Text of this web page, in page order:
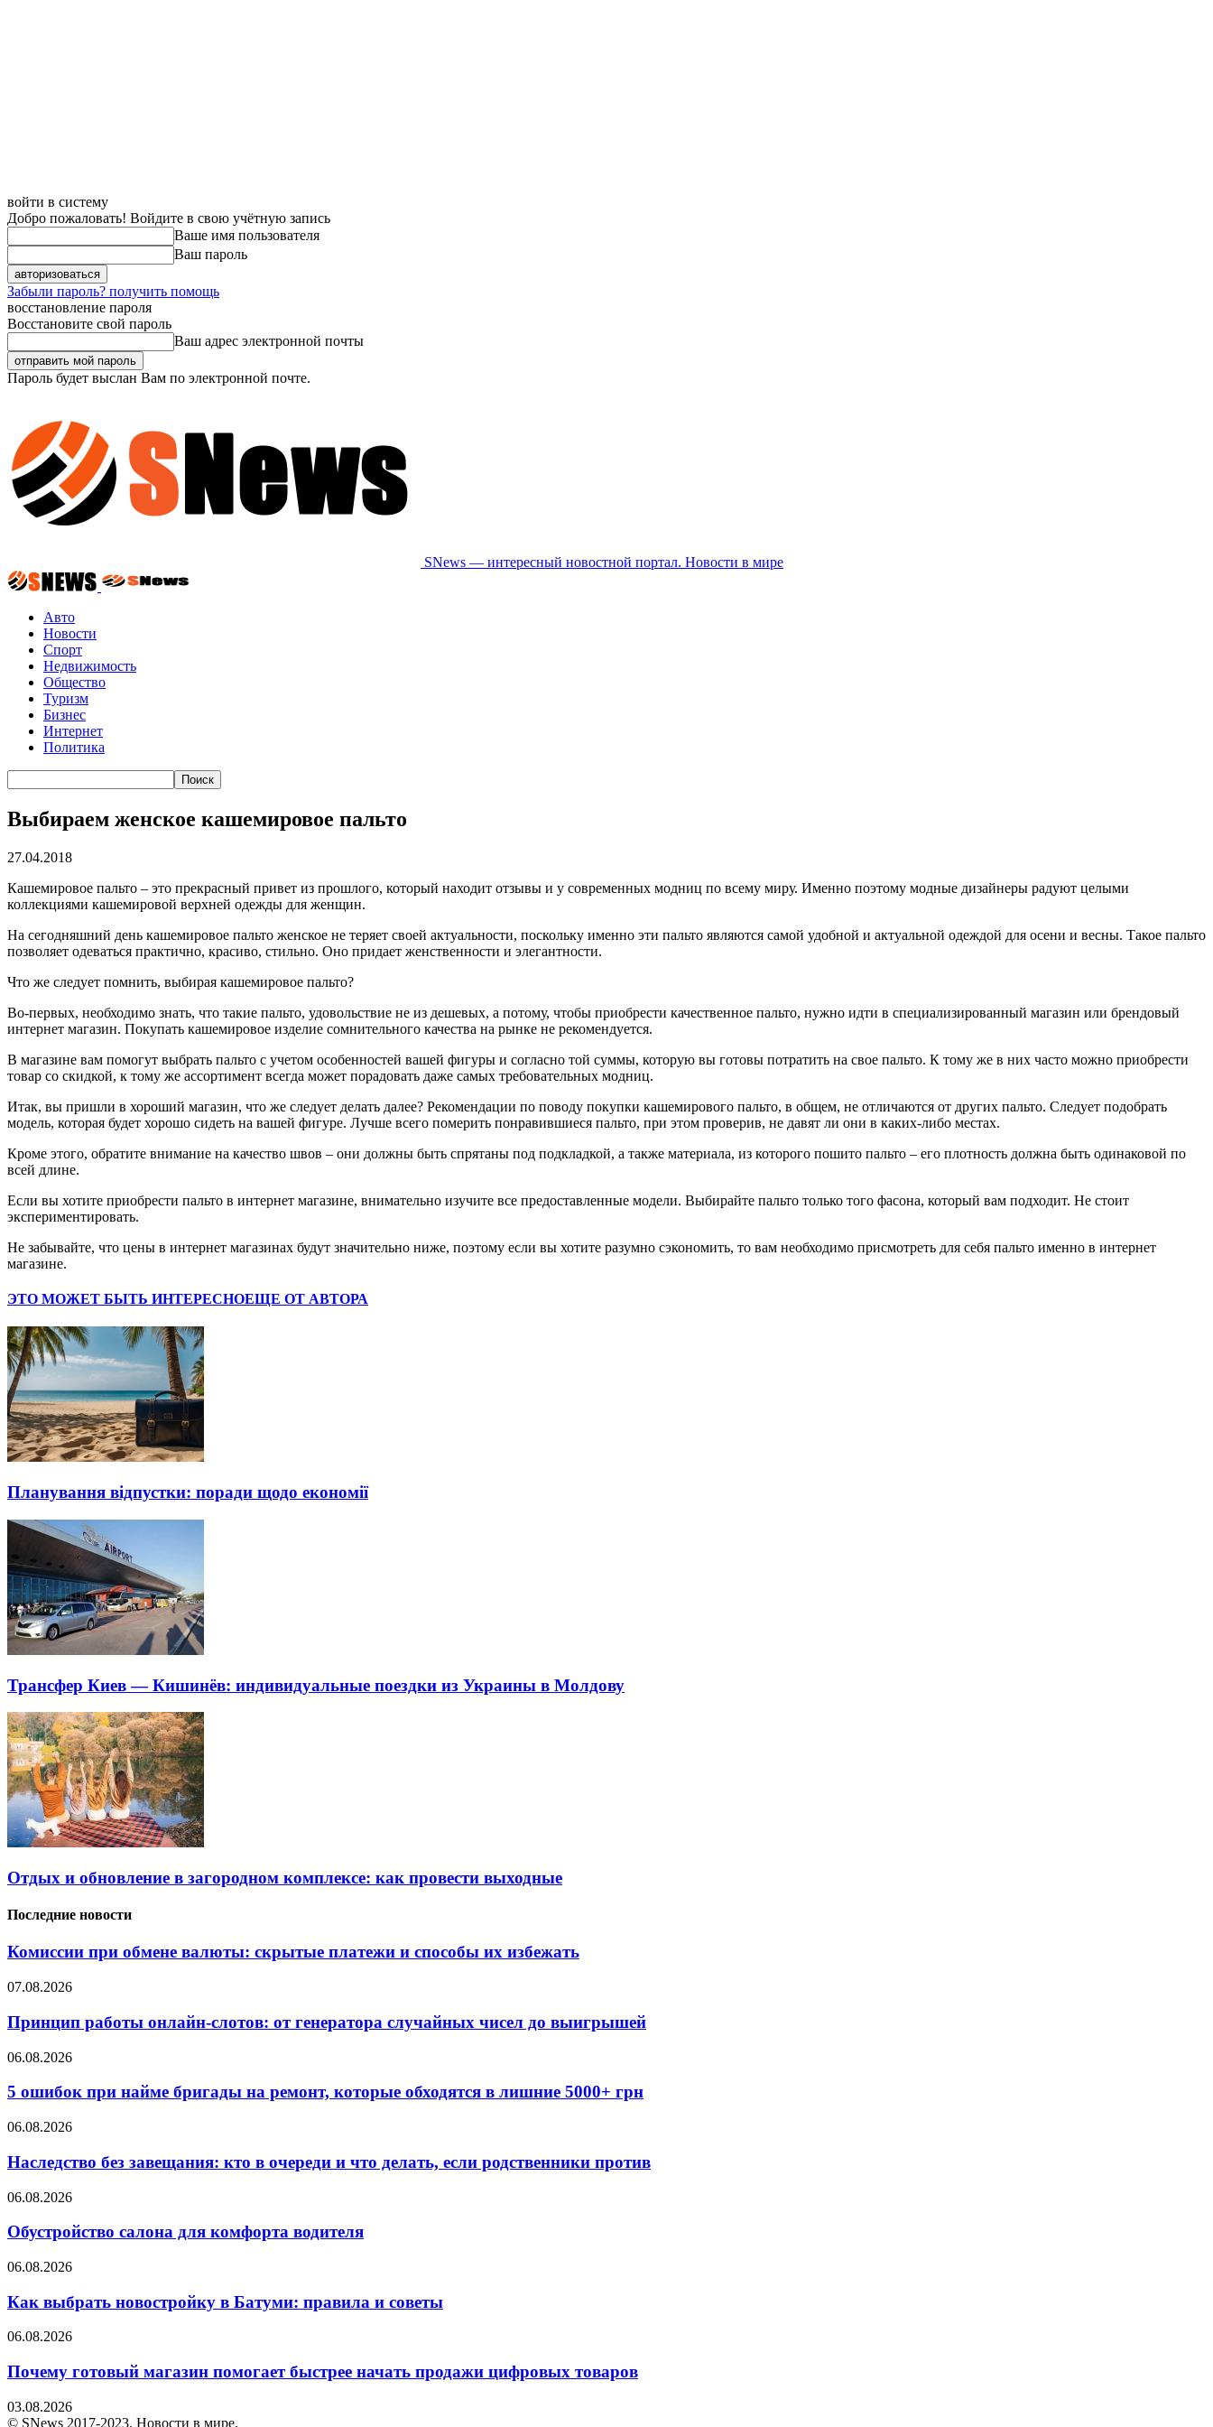
войти в систему
Добро пожаловать! Войдите в свою учётную запись
Ваше имя пользователя
Ваш пароль
Забыли пароль? получить помощь
восстановление пароля
Восстановите свой пароль
Ваш адрес электронной почты
Пароль будет выслан Вам по электронной почте.
SNews — интересный новостной портал. Новости в мире
Авто
Новости
Спорт
Недвижимость
Общество
Туризм
Бизнес
Интернет
Политика
Выбираем женское кашемировое пальто
27.04.2018
Кашемировое пальто – это прекрасный привет из прошлого, который находит отзывы и у современных модниц по всему миру. Именно поэтому модные дизайнеры радуют целыми
коллекциями кашемировой верхней одежды для женщин.
На сегодняшний день кашемировое пальто женское не теряет своей актуальности, поскольку именно эти пальто являются самой удобной и актуальной одеждой для осени и весны. Такое пальто
позволяет одеваться практично, красиво, стильно. Оно придает женственности и элегантности.
Что же следует помнить, выбирая кашемировое пальто?
Во-первых, необходимо знать, что такие пальто, удовольствие не из дешевых, а потому, чтобы приобрести качественное пальто, нужно идти в специализированный магазин или брендовый
интернет магазин. Покупать кашемировое изделие сомнительного качества на рынке не рекомендуется.
В магазине вам помогут выбрать пальто с учетом особенностей вашей фигуры и согласно той суммы, которую вы готовы потратить на свое пальто. К тому же в них часто можно приобрести
товар со скидкой, к тому же ассортимент всегда может порадовать даже самых требовательных модниц.
Итак, вы пришли в хороший магазин, что же следует делать далее? Рекомендации по поводу покупки кашемирового пальто, в общем, не отличаются от других пальто. Следует подобрать
модель, которая будет хорошо сидеть на вашей фигуре. Лучше всего померить понравившиеся пальто, при этом проверив, не давят ли они в каких-либо местах.
Кроме этого, обратите внимание на качество швов – они должны быть спрятаны под подкладкой, а также материала, из которого пошито пальто – его плотность должна быть одинаковой по
всей длине.
Если вы хотите приобрести пальто в интернет магазине, внимательно изучите все предоставленные модели. Выбирайте пальто только того фасона, который вам подходит. Не стоит
экспериментировать.
Не забывайте, что цены в интернет магазинах будут значительно ниже, поэтому если вы хотите разумно сэкономить, то вам необходимо присмотреть для себя пальто именно в интернет
магазине.
ЭТО МОЖЕТ БЫТЬ ИНТЕРЕСНОЕЩЕ ОТ АВТОРА
Планування відпустки: поради щодо економії
Трансфер Киев — Кишинёв: индивидуальные поездки из Украины в Молдову
Отдых и обновление в загородном комплексе: как провести выходные
Последние новости
Комиссии при обмене валюты: скрытые платежи и способы их избежать
07.08.2026
Принцип работы онлайн-слотов: от генератора случайных чисел до выигрышей
06.08.2026
5 ошибок при найме бригады на ремонт, которые обходятся в лишние 5000+ грн
06.08.2026
Наследство без завещания: кто в очереди и что делать, если родственники против
06.08.2026
Обустройство салона для комфорта водителя
06.08.2026
Как выбрать новостройку в Батуми: правила и советы
06.08.2026
Почему готовый магазин помогает быстрее начать продажи цифровых товаров
03.08.2026
© SNews 2017-2023. Новости в мире.